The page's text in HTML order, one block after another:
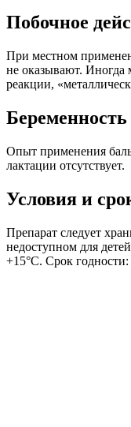
Побочное
При местном
не оказывают. Иногда
реакции,
Опыт применения
лактации отсутствует.
Условия и
Препарат следует
недоступном для
+15°C. Срок годности: